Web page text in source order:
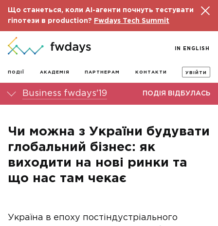
Що станеться, коли AI-агенти почнуть тестувати
гіпотези в production?
Fwdays Tech Summit
ПОДІЇ АКАДЕМІЯ ПАРТНЕРАМ КОНТАКТИ УВІЙТИ
IN ENGLISH
Business fwdays'19 ПОДІЯ ВІДБУЛАСЬ
Чи можна з України будувати
глобальний бізнес: як
виходити на нові ринки та
що нас там чекає
Україна в епоху постіндустріального